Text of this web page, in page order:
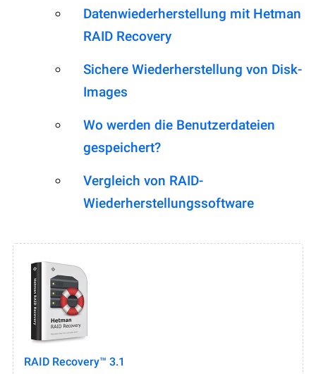
Datenwiederherstellung mit Hetman
RAID Recovery
Sichere Wiederherstellung von Disk-
Images
Wo werden die Benutzerdateien
gespeichert?
Vergleich von RAID-
Wiederherstellungssoftware
RAID Recovery™ 3.1